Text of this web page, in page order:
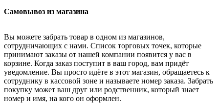
Самовывоз из магазина
Вы можете забрать товар в одном из магазинов,
сотрудничающих с нами. Список торговых точек, которые
принимают заказы от нашей компании появится у вас в
корзине. Когда заказ поступит в ваш город, вам придёт
уведомление. Вы просто идёте в этот магазин, обращаетесь к
сотруднику в кассовой зоне и называете номер заказа. Забрать
покупку может ваш друг или родственник, который знает
номер и имя, на кого он оформлен.